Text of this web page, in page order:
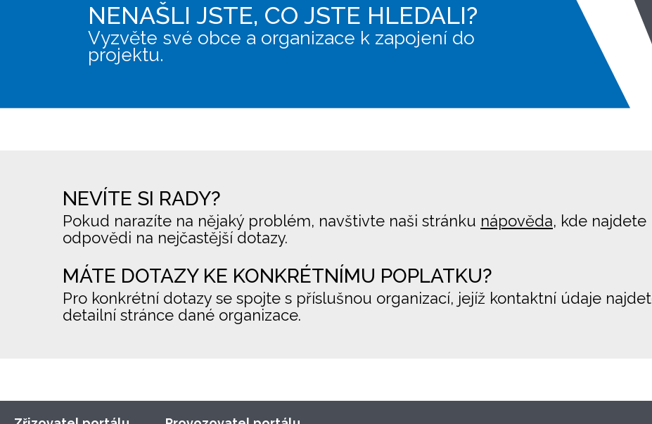
NENAŠLI JSTE, CO JSTE HLEDALI?
Vyzvěte své obce a organizace k zapojení do
projektu.
NEVÍTE SI RADY?
Pokud narazíte na nějaký problém, navštivte naši stránku nápověda, kde najdete
odpovědi na nejčastější dotazy.
MÁTE DOTAZY KE KONKRÉTNÍMU POPLATKU?
Pro konkrétní dotazy se spojte s příslušnou organizací, jejíž kontaktní údaje
detailní stránce dané organizace.